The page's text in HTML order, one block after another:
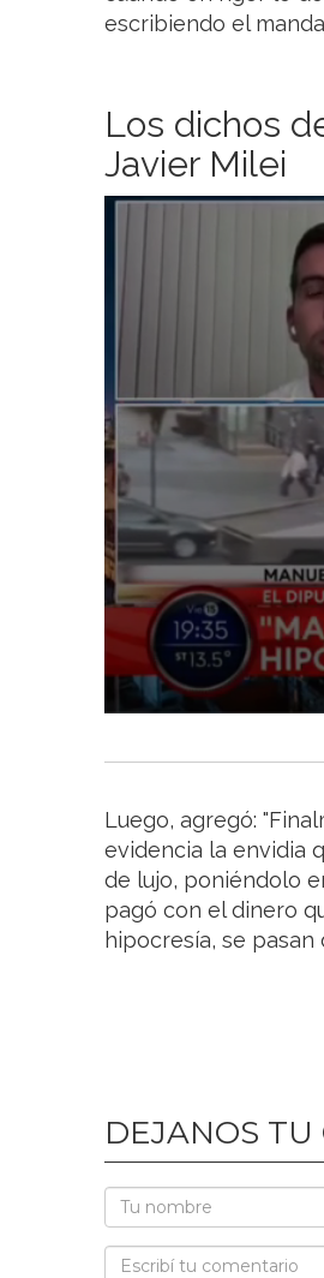
escribiendo el
Los dichos
Javier Milei
Luego, agregó:
evidencia la envidia
de lujo, poniéndolo
pagó con el dinero
hipocresía, se pasan
DEJANOS